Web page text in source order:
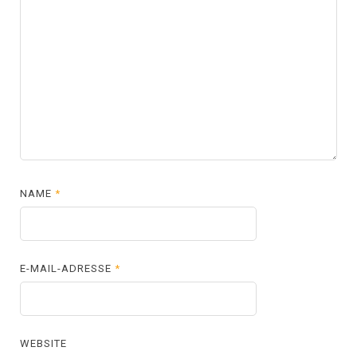
NAME*
E-MAIL-ADRESSE*
WEBSITE